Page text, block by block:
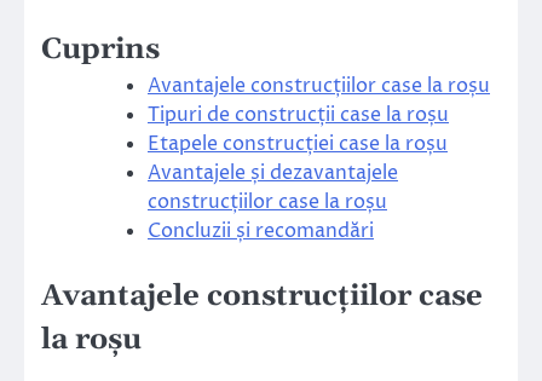
Cuprins
Avantajele construcțiilor case la roșu
Tipuri de construcții case la roșu
Etapele construcției case la roșu
Avantajele și dezavantajele
construcțiilor case la roșu
Concluzii și recomandări
Avantajele construcțiilor case
la roșu